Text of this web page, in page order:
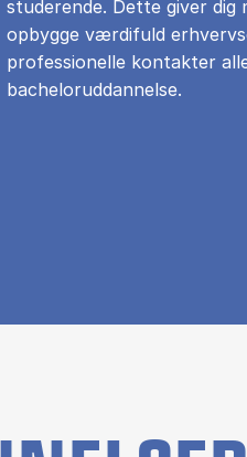
studerende. Dette giver dig
opbygge værdifuld
professionelle kontakter
bacheloruddannelse.